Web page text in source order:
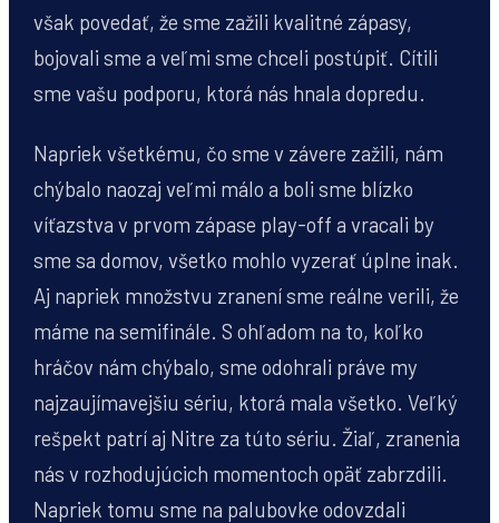
však povedať, že sme zažili kvalitné zápasy,
bojovali sme a veľmi sme chceli postúpiť. Cítili
sme vašu podporu, ktorá nás hnala dopredu.
Napriek všetkému, čo sme v závere zažili, nám
chýbalo naozaj veľmi málo a boli sme blízko
víťazstva v prvom zápase play-off a vracali by
sme sa domov, všetko mohlo vyzerať úplne inak.
Aj napriek množstvu zranení sme reálne verili, že
máme na semifinále. S ohľadom na to, koľko
hráčov nám chýbalo, sme odohrali práve my
najzaujímavejšiu sériu, ktorá mala všetko. Veľký
rešpekt patrí aj Nitre za túto sériu. Žiaľ, zranenia
nás v rozhodujúcich momentoch opäť zabrzdili.
Napriek tomu sme na palubovke odovzdali